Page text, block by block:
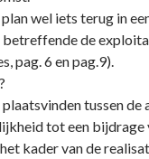
wel iets terug in
betreffende de
pag. 6 en pag.9).
plaatsvinden tussen de
tot een bijdrage
kader van de